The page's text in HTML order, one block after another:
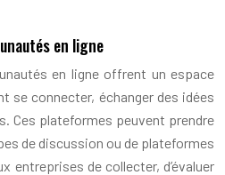
en ligne
en ligne offrent un espace
se connecter, échanger des idées
Ces plateformes peuvent prendre
de discussion ou de plateformes
entreprises de collecter, d’évaluer